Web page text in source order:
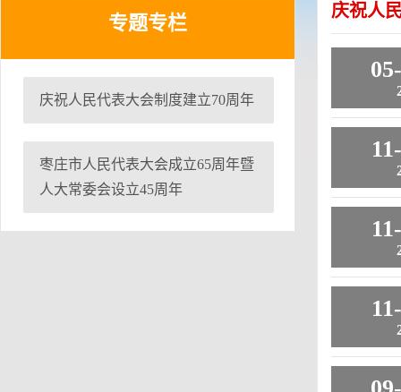
专题专栏
庆祝人民代表大会制度建立70周年
枣庄市人民代表大会成立65周年暨
人大常委会设立45周年
庆祝人